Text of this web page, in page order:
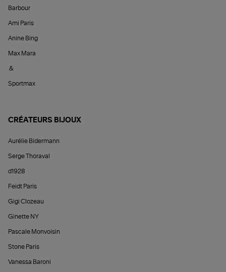
Barbour
Ami Paris
Anine Bing
Max Mara
&
Sportmax
CRÉATEURS BIJOUX
Aurélie Bidermann
Serge Thoraval
d1928
Feidt Paris
Gigi Clozeau
Ginette NY
Pascale Monvoisin
Stone Paris
Vanessa Baroni